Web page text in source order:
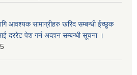
आवश्यक सामाग्रीहरु खरिद सम्बन्धी ईच्छुक
दररेट पेश गर्न अव्हान सम्बन्धी सूचना ।